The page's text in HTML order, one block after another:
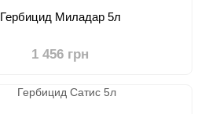
Гербицид Миладар 5л
1 456 грн